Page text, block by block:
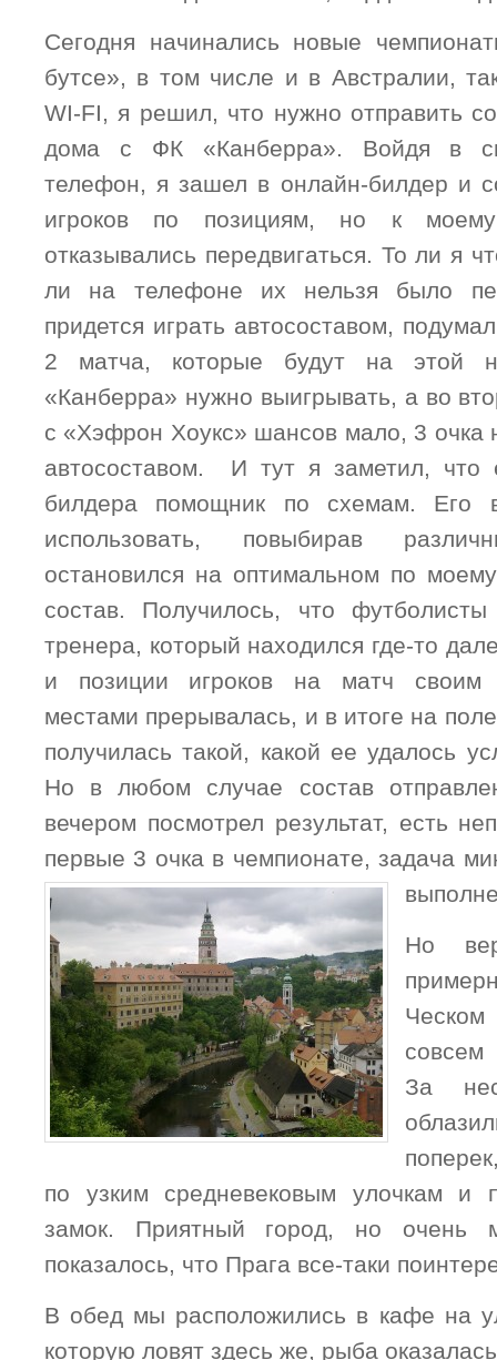
Сегодня начинались новые
бутсе», в том числе и в Австралии,
WI-FI, я решил, что нужно отправить
дома с ФК «Канберра». Войдя в
телефон, я зашел в онлайн-билдер и
игроков по позициям, но к
отказывались передвигаться. То ли я
ли на телефоне их нельзя было
придется играть автосоставом,
2 матча, которые будут на этой
«Канберра» нужно выигрывать, а во
с «Хэфрон Хоукс» шансов мало, 3 очка
автосоставом. И тут я заметил, что
билдера помощник по схемам.
использовать, повыбирав
остановился на оптимальном по
состав. Получилось, что
тренера, который находился где-то
и позиции игроков на матч своим
местами прерывалась, и в итоге на
получилась такой, какой ее удалось
Но в любом случае состав
вечером посмотрел результат, есть
первые 3 очка в чемпионате, задача
Но
совсем
За
по узким средневековым улочкам и
замок. Приятный город, но очень
показалось, что Прага все-таки
В обед мы расположились в кафе на
которую ловят здесь же, рыба